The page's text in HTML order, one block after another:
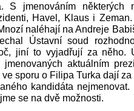
S jmenováním některých
Havel, Klaus i
naléhají na Andreje
Ústavní soud
jiní to vyjadřují za něho.
aktuálním
sporu o Filipa Turka dají
kandidáta nejmenovat.
se na dvě možnosti.